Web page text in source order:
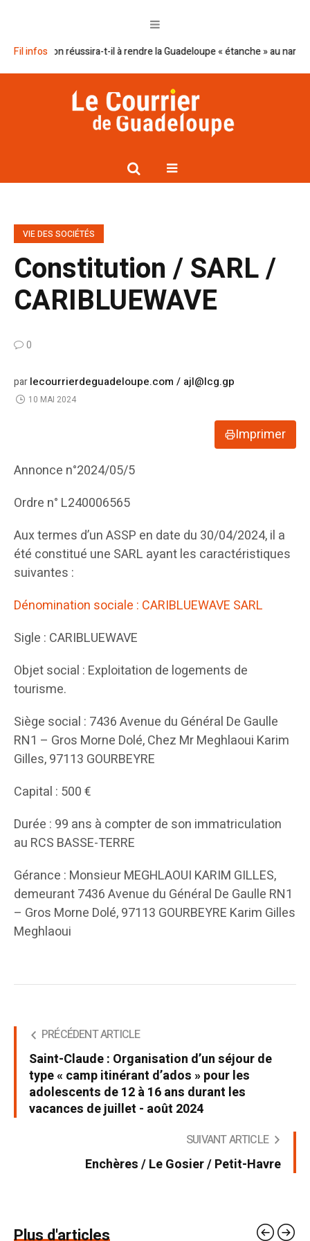
Fil infos
Macron réussira-t-il à rendre la Guadeloupe « étanche » au
VIE DES SOCIÉTÉS
Constitution / SARL /
CARIBLUEWAVE
0
parlecourrierdeguadeloupe.com / ajl@lcg.gp
10 MAI 2024
Imprimer
Annonce n°2024/05/5
Ordre n° L240006565
Aux termes d’un ASSP en date du 30/04/2024, il a
été constitué une SARL ayant les caractéristiques
suivantes :
Dénomination sociale : CARIBLUEWAVE SARL
Sigle : CARIBLUEWAVE
Objet social : Exploitation de logements de
tourisme.
Siège social : 7436 Avenue du Général De Gaulle
RN1 – Gros Morne Dolé, Chez Mr Meghlaoui Karim
Gilles, 97113 GOURBEYRE
Capital : 500 €
Durée : 99 ans à compter de son immatriculation
au RCS BASSE-TERRE
Gérance : Monsieur MEGHLAOUI KARIM GILLES,
demeurant 7436 Avenue du Général De Gaulle RN1
– Gros Morne Dolé, 97113 GOURBEYRE Karim Gilles
Meghlaoui
PRÉCÉDENT ARTICLE
Saint-Claude : Organisation d’un séjour de
type « camp itinérant d’ados » pour les
adolescents de 12 à 16 ans durant les
vacances de juillet - août 2024
SUIVANT ARTICLE
Enchères / Le Gosier / Petit-Havre
Plus d'articles